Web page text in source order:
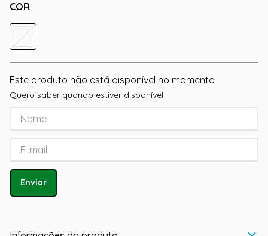
COR
Este produto não está disponível no momento
Quero saber quando estiver disponível
Enviar